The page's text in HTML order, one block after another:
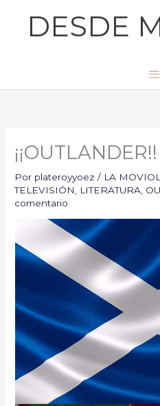
DESDE
¡¡OUTLANDER!!
Por plateroyyoez/ LA
TELEVISIÓN
LITERATURA
comentario